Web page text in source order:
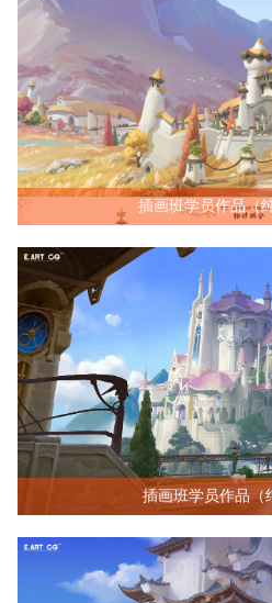
插画班学员作品（
插画班学员作品（